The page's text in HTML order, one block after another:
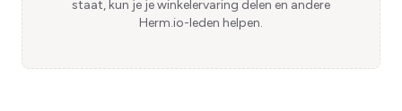
staat, kun je je winkelervaring delen en andere
Herm.io-leden helpen.